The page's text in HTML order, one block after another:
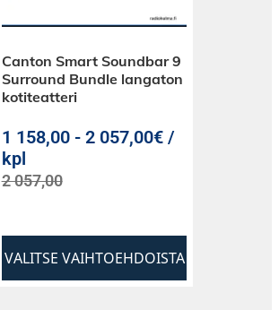
Canton Smart Soundbar 9
Surround Bundle langaton
kotiteatteri
1 158,00- 2 057,00€ /
kpl
2 057,00
VALITSE VAIHTOEHDOISTA